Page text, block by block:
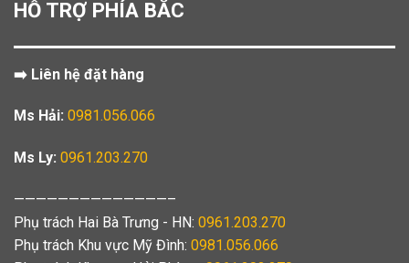
HỖ TRỢ PHÍA BẮC
➡️ Liên hệ đặt hàng
Ms Hải: 0981.056.066
Ms Ly: 0961.203.270
——————————————–
Phụ trách Hai Bà Trưng - HN: 0961.203.270
Phụ trách Khu vực Mỹ Đình: 0981.056.066